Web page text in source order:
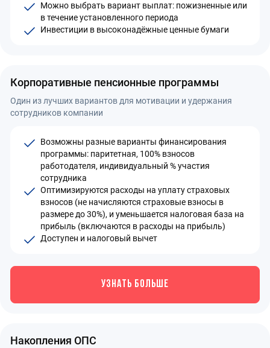
Можно выбрать вариант выплат: пожизненные или
в течение установленного периода
Инвестиции в высоконадёжные ценные бумаги
Корпоративные пенсионные программы
Один из лучших вариантов для мотивации и удержания
сотрудников компании
Возможны разные варианты финансирования
программы: паритетная, 100% взносов
работодателя, индивидуальный % участия
сотрудника
Оптимизируются расходы на уплату страховых
взносов (не начисляются страховые взносы в
размере до 30%), и уменьшается налоговая база на
прибыль (включаются в расходы на прибыль)
Доступен и налоговый вычет
УЗНАТЬ БОЛЬШЕ
Накопления ОПС